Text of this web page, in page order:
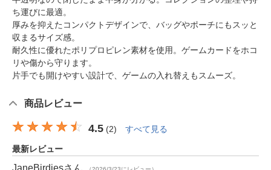
ち運びに最適。
厚みを抑えたコンパクトデザインで、バッグやポーチにもスッと
収まるサイズ感。
耐久性に優れたポリプロピレン素材を使用。ゲームカードをホコ
リや傷から守ります。
片手でも開けやすい設計で、ゲームの入れ替えもスムーズ。
商品レビュー
4.5 (2) すべて見る
最新レビュー
JaneBirdiesさん